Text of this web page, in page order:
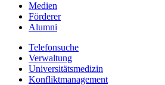
Medien
Förderer
Alumni
Telefonsuche
Verwaltung
Universitätsmedizin
Konfliktmanagement